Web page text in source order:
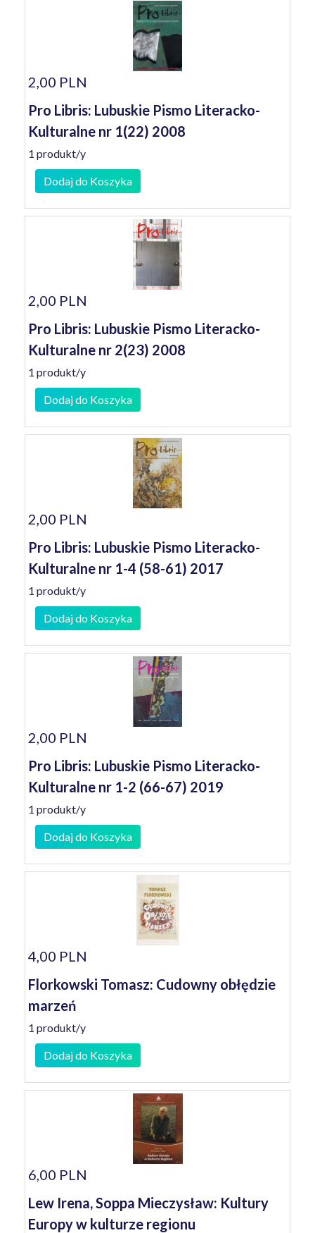
2,00 PLN
Pro Libris: Lubuskie Pismo Literacko-
Kulturalne nr 1(22) 2008
1 produkt/y
Dodaj do Koszyka
2,00 PLN
Pro Libris: Lubuskie Pismo Literacko-
Kulturalne nr 2(23) 2008
1 produkt/y
Dodaj do Koszyka
2,00 PLN
Pro Libris: Lubuskie Pismo Literacko-
Kulturalne nr 1-4 (58-61) 2017
1 produkt/y
Dodaj do Koszyka
2,00 PLN
Pro Libris: Lubuskie Pismo Literacko-
Kulturalne nr 1-2 (66-67) 2019
1 produkt/y
Dodaj do Koszyka
4,00 PLN
Florkowski Tomasz: Cudowny obłędzie
marzeń
1 produkt/y
Dodaj do Koszyka
6,00 PLN
Lew Irena, Soppa Mieczysław: Kultury
Europy w kulturze regionu